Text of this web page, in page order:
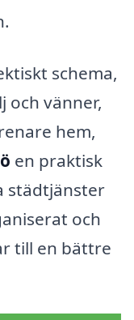
schema,
och vänner,
hem,
en praktisk
städtjänster
och
till en bättre